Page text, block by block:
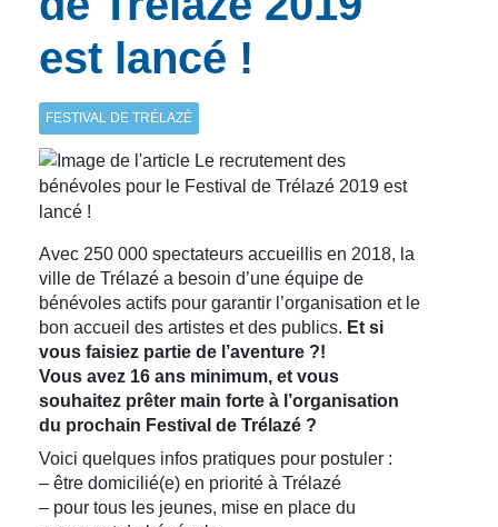
est lancé !
FESTIVAL DE TRÉLAZÉ
Avec 250 000 spectateurs accueillis en 2018, la
ville de Trélazé a besoin d’une équipe de
bénévoles actifs pour garantir l’organisation et le
bon accueil des artistes et des publics. Et si
vous faisiez partie de l’aventure ?!
Vous avez 16 ans minimum, et vous
souhaitez prêter main forte à l’organisation
du prochain Festival de Trélazé ?
Voici quelques infos pratiques pour postuler :
– être domicilié(e) en priorité à Trélazé
– pour tous les jeunes, mise en place du